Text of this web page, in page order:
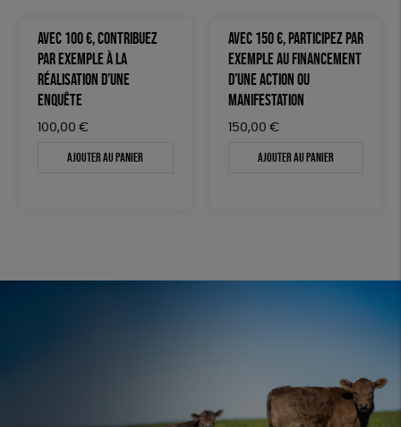
AVEC 100 €, CONTRIBUEZ
PAR EXEMPLE À LA
RÉALISATION D’UNE
ENQUÊTE
100,00 €
Ajouter au panier
AVEC 150 €, PARTICIPEZ PAR
EXEMPLE AU FINANCEMENT
D’UNE ACTION OU
MANIFESTATION
150,00 €
Ajouter au panier